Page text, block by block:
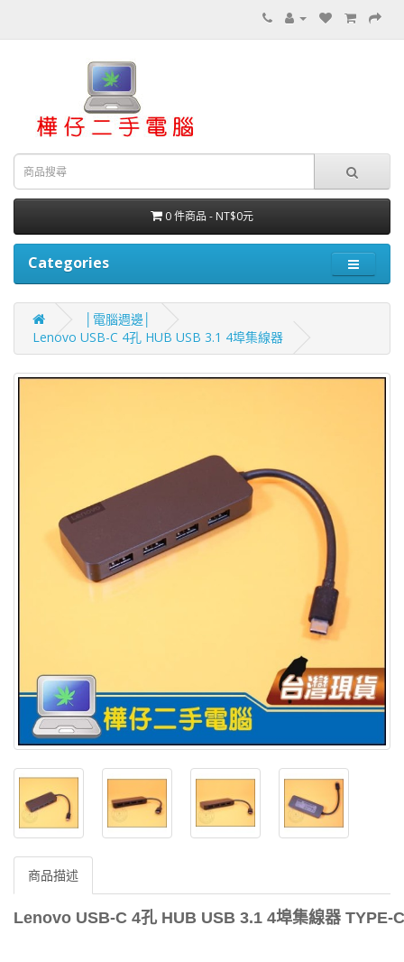
0 件商品 - NT$0元
Categories
│電腦週邊│
Lenovo USB-C 4孔 HUB USB 3.1 4埠集線器
商品描述
Lenovo USB-C 4孔 HUB USB 3.1 4埠集線器 TYPE-